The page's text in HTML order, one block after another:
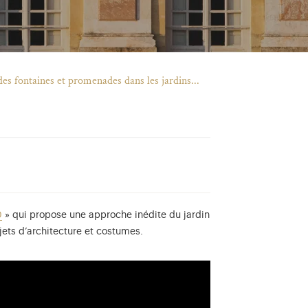
fontaines et promenades dans les jardins...
» qui propose une approche inédite du jardin
d’architecture et costumes.